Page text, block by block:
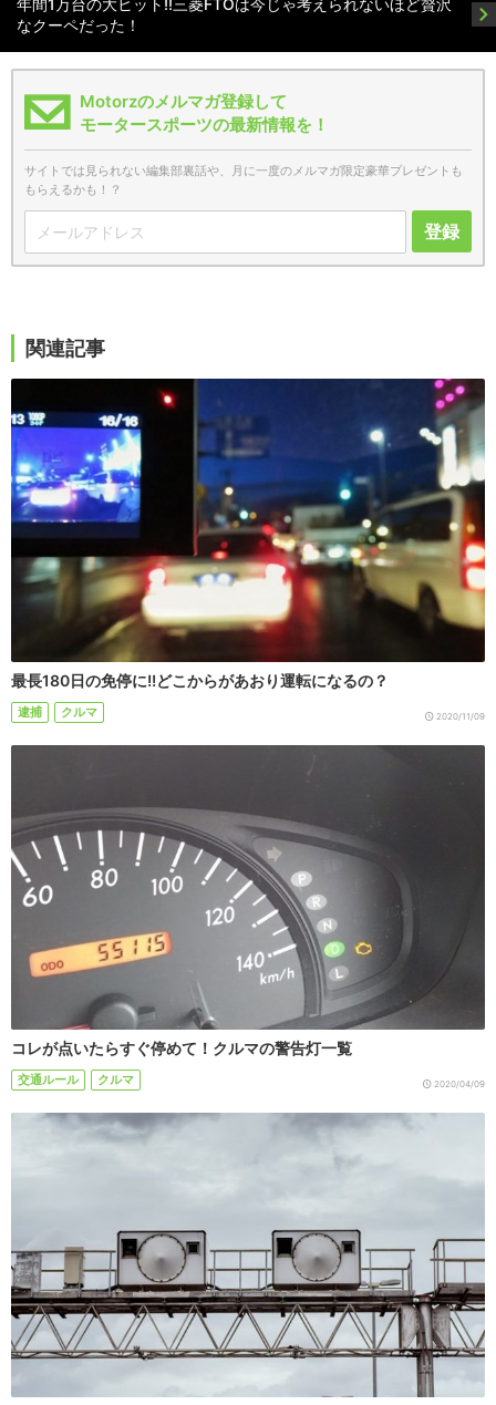
なクーペだった！
Motorzのメルマガ登録して
モータースポーツの最新情報を！
サイトでは見られない編集部裏話や、月に一度のメルマガ限定豪華プレゼントも
もらえるかも！？
登録
関連記事
最長180日の免停に!!どこからがあおり運転になるの？
逮捕 クルマ 2020/11/09
コレが点いたらすぐ停めて！クルマの警告灯一覧
交通ルール クルマ 2020/04/09